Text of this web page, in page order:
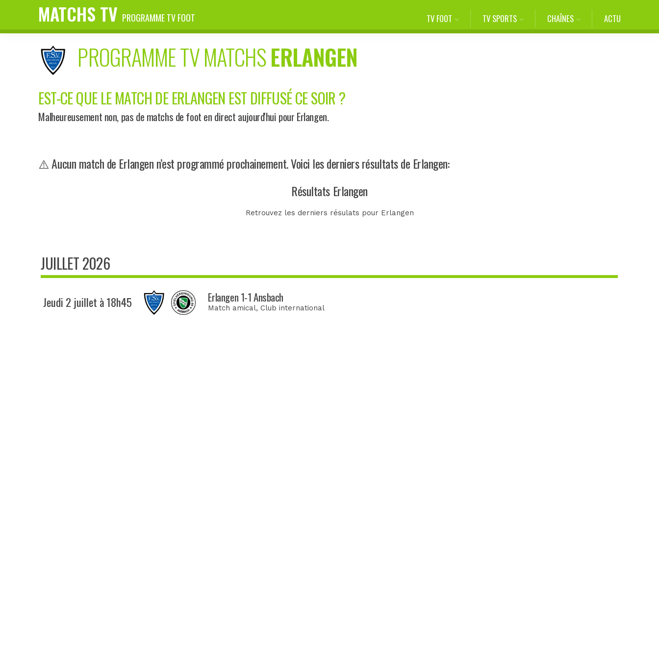
MATCHS TV PROGRAMME TV FOOT TV FOOT TV SPORTS CHAÎNES ACTU
PROGRAMME TV MATCHSERLANGEN
EST-CE QUE LE MATCH DE ERLANGEN EST DIFFUSÉ CE SOIR ?
Malheureusement non, pas de matchs de foot en direct aujourd'hui pour Erlangen.
⚠️ Aucun match de Erlangen n’est programmé prochainement. Voici les derniers résultats de Erlangen:
Résultats Erlangen
Retrouvez les derniers résulats pour Erlangen
JUILLET 2026
Jeudi 2 juillet à 18h45 Erlangen 1-1 Ansbach
Match amical, Club international